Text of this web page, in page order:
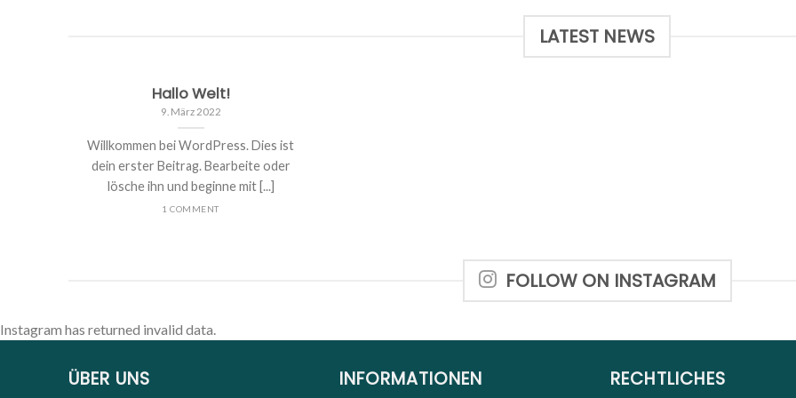
LATEST NEWS
Hallo Welt!
9. März 2022
Willkommen bei WordPress. Dies ist
dein erster Beitrag. Bearbeite oder
lösche ihn und beginne mit [...]
1 COMMENT
FOLLOW ON INSTAGRAM
Instagram has returned invalid data.
ÜBER UNS INFORMATIONEN RECHTLICHES